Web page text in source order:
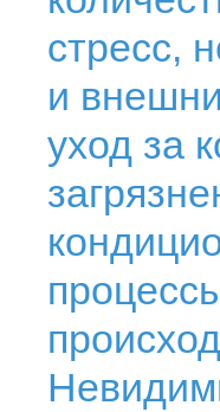
стресс,
и
уход за